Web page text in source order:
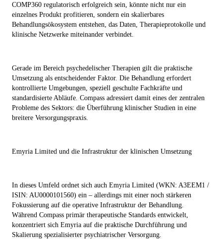
COMP360 regulatorisch erfolgreich sein, könnte nicht nur ein
einzelnes Produkt profitieren, sondern ein skalierbares
Behandlungsökosystem entstehen, das Daten, Therapieprotokolle und
klinische Netzwerke miteinander verbindet.
Gerade im Bereich psychedelischer Therapien gilt die praktische
Umsetzung als entscheidender Faktor. Die Behandlung erfordert
kontrollierte Umgebungen, speziell geschulte Fachkräfte und
standardisierte Abläufe. Compass adressiert damit eines der zentralen
Probleme des Sektors: die Überführung klinischer Studien in eine
breitere Versorgungspraxis.
Emyria Limited und die Infrastruktur der klinischen Umsetzung
In dieses Umfeld ordnet sich auch Emyria Limited (WKN: A3EEM1 /
ISIN: AU0000101560) ein – allerdings mit einer noch stärkeren
Fokussierung auf die operative Infrastruktur der Behandlung.
Während Compass primär therapeutische Standards entwickelt,
konzentriert sich Emyria auf die praktische Durchführung und
Skalierung spezialisierter psychiatrischer Versorgung.